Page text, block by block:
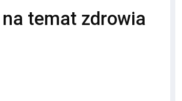
temat zdrowia